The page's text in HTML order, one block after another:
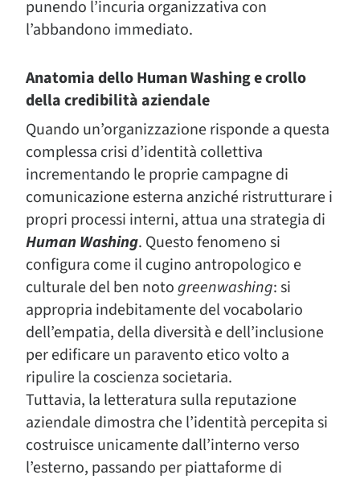
punendo l’incuria organizzativa con
l’abbandono immediato.
Anatomia dello Human Washing e crollo
della credibilità aziendale
Quando un’organizzazione risponde a questa
complessa crisi d’identità collettiva
incrementando le proprie campagne di
comunicazione esterna anziché ristrutturare i
propri processi interni, attua una strategia di
Human Washing. Questo fenomeno si
configura come il cugino antropologico e
culturale del ben notogreenwashing: si
appropria indebitamente del vocabolario
dell’empatia, della diversità e dell’inclusione
per edificare un paravento etico volto a
ripulire la coscienza societaria.
Tuttavia, la letteratura sulla reputazione
aziendale dimostra che l’identità percepita si
costruisce unicamente dall’interno verso
l’esterno, passando per piattaforme di